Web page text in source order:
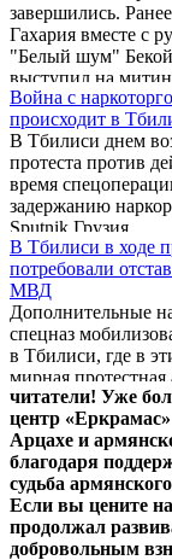
завершились.
Гахария вместе с
"Белый шум"
выступил на
Министр
сегодняшний
рабочий режим", а
"готовы к
наркополитики". В
Цикаришвили
митинг движения
19 мая" и на нем
Война с
происходит в
В Тбилиси днем
протеста против
время
задержанию
Sputnik Грузия.
В Тбилиси в ходе
потребовали
МВД
Дополнительные
спецназ
в Тбилиси, где в
мирная
шум», сообщает
которые
видно, что отряды
на улицах,
Руставели, в том
читатели! Уже
центр
Арцахе и
благодаря
судьба
Если вы цените
продолжал
добровольным